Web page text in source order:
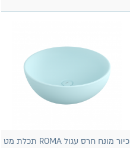
כיור מונח חרס עגול ROMA תכלת מט